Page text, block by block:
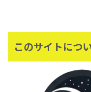
このサイトにつ